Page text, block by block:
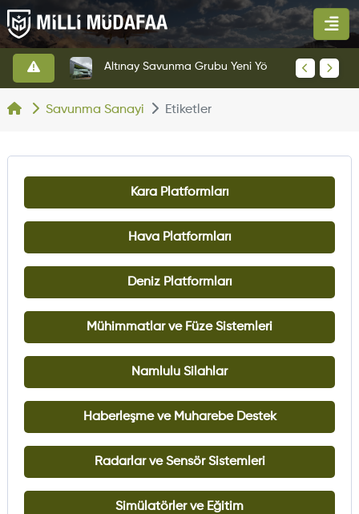
Savunma Sanayi Etiketler
Kara Platformları
Hava Platformları
Deniz Platformları
Mühimmatlar ve Füze Sistemleri
Namlulu Silahlar
Haberleşme ve Muharebe Destek
Radarlar ve Sensör Sistemleri
Simülatörler ve Eğitim